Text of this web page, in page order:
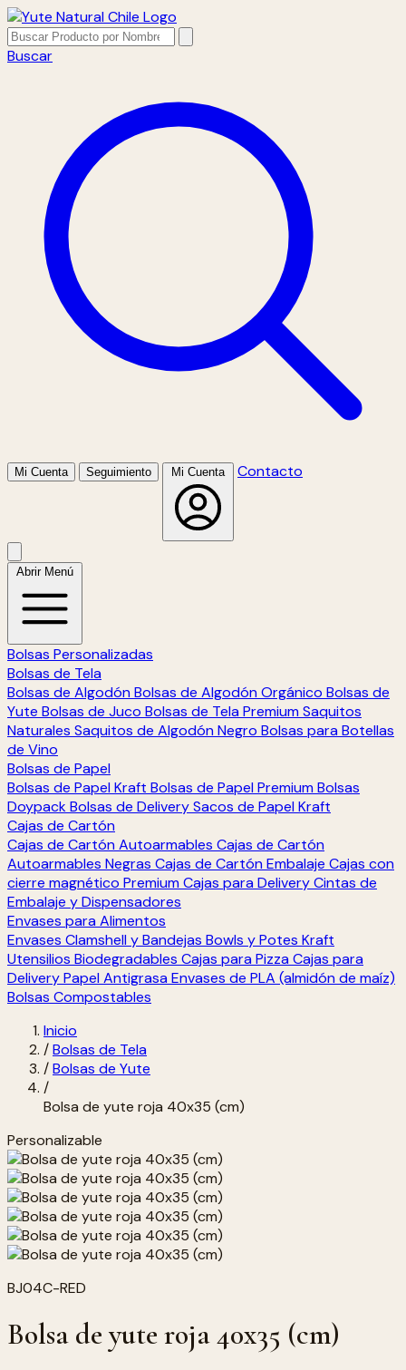
Buscar
Mi Cuenta Seguimiento Mi Cuenta Contacto
Abrir Menú
Bolsas Personalizadas
Bolsas de Tela
Bolsas de Algodón Bolsas de Algodón Orgánico Bolsas de
Yute Bolsas de Juco Bolsas de Tela Premium Saquitos
Naturales Saquitos de Algodón Negro Bolsas para Botellas
de Vino
Bolsas de Papel
Bolsas de Papel Kraft Bolsas de Papel Premium Bolsas
DoypackBolsas de DeliverySacos de Papel Kraft
Cajas de Cartón
Cajas de Cartón Autoarmables Cajas de Cartón
Autoarmables Negras Cajas de Cartón Embalaje Cajas con
cierre magnético Premium Cajas para DeliveryCintas de
Embalaje y Dispensadores
Envases para Alimentos
Envases Clamshell y Bandejas Bowls y Potes Kraft
Utensilios Biodegradables Cajas para Pizza Cajas para
DeliveryPapel Antigrasa Envases de PLA (almidón de maíz)
Bolsas Compostables
Inicio
/Bolsas de Tela
/Bolsas de Yute
/
Bolsa de yute roja 40x35 (cm)
Personalizable
BJ04C-RED
Bolsa de yute roja 40x35 (cm)